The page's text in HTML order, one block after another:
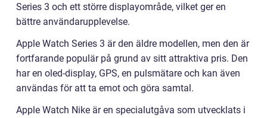
Series 3 och ett större displayområde, vilket ger en
bättre användarupplevelse.
Apple Watch Series 3 är den äldre modellen, men den är
fortfarande populär på grund av sitt attraktiva pris. Den
har en oled-display, GPS, en pulsmätare och kan även
användas för att ta emot och göra samtal.
Apple Watch Nike är en specialutgåva som utvecklats i